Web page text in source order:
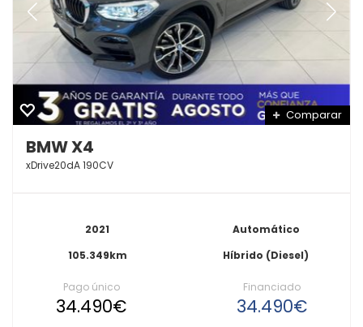
Comparar
BMW X4
xDrive20dA 190CV
2021
105.349km
Automático
Híbrido (Diesel)
Pago único
34.490€
Financiado
34.490€